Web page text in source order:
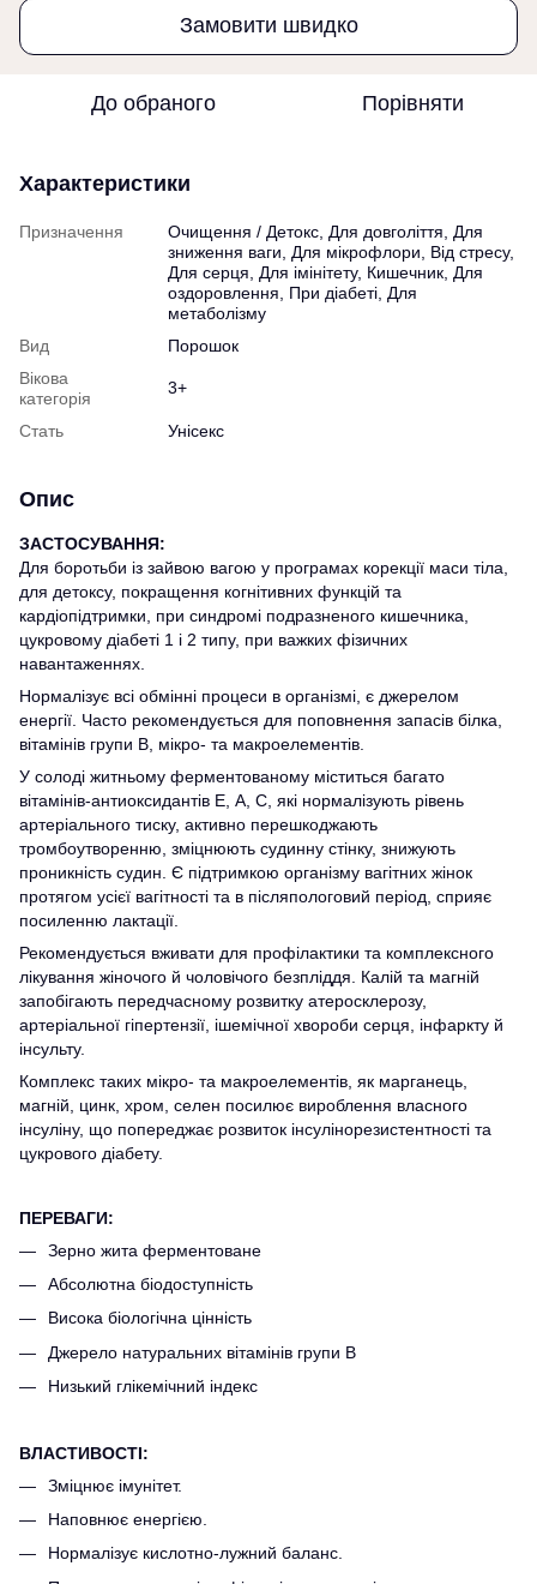
Замовити швидко
До обраного Порівняти
Характеристики
Призначення
Очищення / Детокс, Для довголіття, Для
зниження ваги, Для мікрофлори, Від стресу,
Для серця, Для імінітету, Кишечник, Для
оздоровлення, При діабеті, Для
метаболізму
Вид
Порошок
Вікова
категорія
3+
Стать Унісекс
Опис
ЗАСТОСУВАННЯ:
Для боротьби із зайвою вагою у програмах корекції маси тіла,
для детоксу, покращення когнітивних функцій та
кардіопідтримки, при синдромі подразненого кишечника,
цукровому діабеті 1 і 2 типу, при важких фізичних
навантаженнях.
Нормалізує всі обмінні процеси в організмі, є джерелом
енергії. Часто рекомендується для поповнення запасів білка,
вітамінів групи В, мікро- та макроелементів.
У солоді житньому ферментованому міститься багато
вітамінів-антиоксидантів Е, А, С, які нормалізують рівень
артеріального тиску, активно перешкоджають
тромбоутворенню, зміцнюють судинну стінку, знижують
проникність судин. Є підтримкою організму вагітних жінок
протягом усієї вагітності та в післяпологовий період, сприяє
посиленню лактації.
Рекомендується вживати для профілактики та комплексного
лікування жіночого й чоловічого безпліддя. Калій та магній
запобігають передчасному розвитку атеросклерозу,
артеріальної гіпертензії, ішемічної хвороби серця, інфаркту й
інсульту.
Комплекс таких мікро- та макроелементів, як марганець,
магній, цинк, хром, селен посилює вироблення власного
інсуліну, що попереджає розвиток інсулінорезистентності та
цукрового діабету.
ПЕРЕВАГИ:
Зерно жита ферментоване
Абсолютна біодоступність
Висока біологічна цінність
Джерело натуральних вітамінів групи В
Низький глікемічний індекс
ВЛАСТИВОСТІ:
Зміцнює імунітет.
Наповнює енергією.
Нормалізує кислотно-лужний баланс.